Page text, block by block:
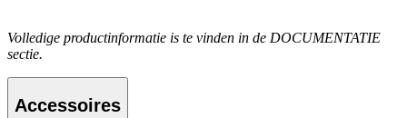
Volledige productinformatie is te vinden in de DOCUMENTATIE
sectie.
Accessoires